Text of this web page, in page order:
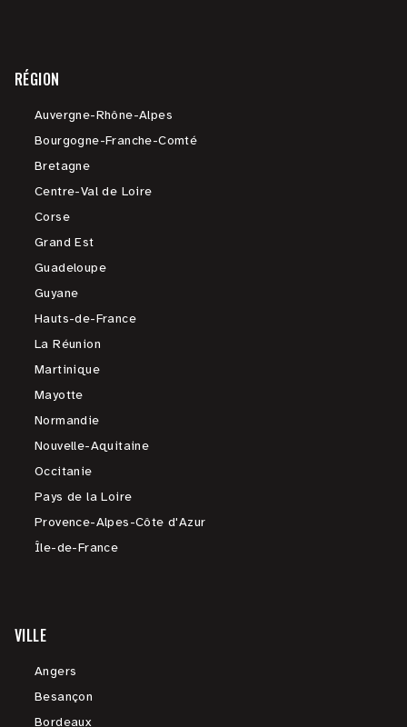
RÉGION
Auvergne-Rhône-Alpes
Bourgogne-Franche-Comté
Bretagne
Centre-Val de Loire
Corse
Grand Est
Guadeloupe
Guyane
Hauts-de-France
La Réunion
Martinique
Mayotte
Normandie
Nouvelle-Aquitaine
Occitanie
Pays de la Loire
Provence-Alpes-Côte d'Azur
Île-de-France
VILLE
Angers
Besançon
Bordeaux